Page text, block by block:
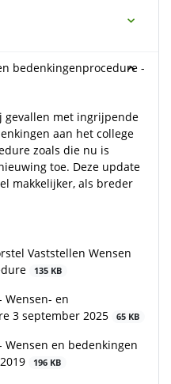
bedenkingenprocedure -
gevallen met ingrijpende
aan het college
zoals die nu is
toe. Deze update
makkelijker, als breder
Vaststellen Wensen
135 KB
Wensen- en
3 september 2025
65 KB
Wensen en bedenkingen
196 KB